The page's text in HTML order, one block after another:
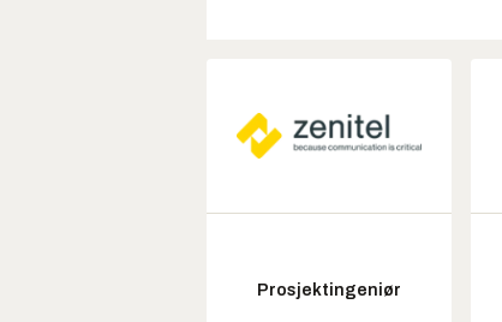
Prosjektingeniør